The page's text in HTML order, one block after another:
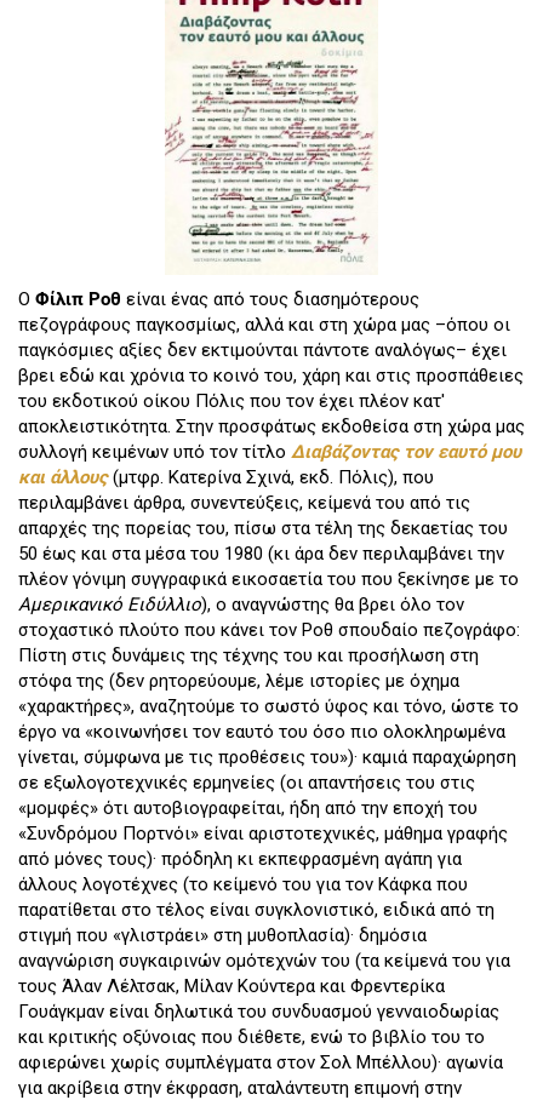
Ο Φίλιπ Ροθ είναι ένας από τους διασημότερους
πεζογράφους παγκοσμίως, αλλά και στη χώρα μας –όπου οι
παγκόσμιες αξίες δεν εκτιμούνται πάντοτε αναλόγως– έχει
βρει εδώ και χρόνια το κοινό του, χάρη και στις προσπάθειες
του εκδοτικού οίκου Πόλις που τον έχει πλέον κατ'
αποκλειστικότητα. Στην προσφάτως εκδοθείσα στη χώρα μας
συλλογή κειμένων υπό τον τίτλο Διαβάζοντας τον εαυτό μου
και άλλους (μτφρ. Κατερίνα Σχινά, εκδ. Πόλις), που
περιλαμβάνει άρθρα, συνεντεύξεις, κείμενά του από τις
απαρχές της πορείας του, πίσω στα τέλη της δεκαετίας του
50 έως και στα μέσα του 1980 (κι άρα δεν περιλαμβάνει την
πλέον γόνιμη συγγραφικά εικοσαετία του που ξεκίνησε με το
Αμερικανικό Ειδύλλιο), ο αναγνώστης θα βρει όλο τον
στοχαστικό πλούτο που κάνει τον Ροθ σπουδαίο πεζογράφο:
Πίστη στις δυνάμεις της τέχνης του και προσήλωση στη
στόφα της (δεν ρητορεύουμε, λέμε ιστορίες με όχημα
«χαρακτήρες», αναζητούμε το σωστό ύφος και τόνο, ώστε το
έργο να «κοινωνήσει τον εαυτό του όσο πιο ολοκληρωμένα
γίνεται, σύμφωνα με τις προθέσεις του»)· καμιά παραχώρηση
σε εξωλογοτεχνικές ερμηνείες (οι απαντήσεις του στις
«μομφές» ότι αυτοβιογραφείται, ήδη από την εποχή του
«Συνδρόμου Πορτνόι» είναι αριστοτεχνικές, μάθημα γραφής
από μόνες τους)· πρόδηλη κι εκπεφρασμένη αγάπη για
άλλους λογοτέχνες (το κείμενό του για τον Κάφκα που
παρατίθεται στο τέλος είναι συγκλονιστικό, ειδικά από τη
στιγμή που «γλιστράει» στη μυθοπλασία)· δημόσια
αναγνώριση συγκαιρινών ομότεχνών του (τα κείμενά του για
τους Άλαν Λέλτσακ, Μίλαν Κούντερα και Φρεντερίκα
Γουάγκμαν είναι δηλωτικά του συνδυασμού γενναιοδωρίας
και κριτικής οξύνοιας που διέθετε, ενώ το βιβλίο του το
αφιερώνει χωρίς συμπλέγματα στον Σολ Μπέλλου)· αγωνία
για ακρίβεια στην έκφραση, αταλάντευτη επιμονή στην